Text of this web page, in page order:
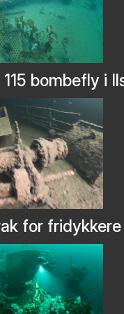
115 bombefly i
for fridykkere